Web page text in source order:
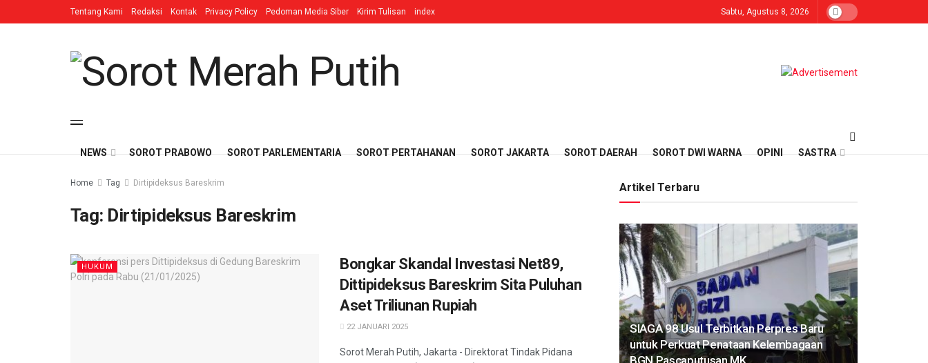
Tentang Kami Redaksi Kontak Privacy Policy Pedoman Media Siber Kirim Tulisan index Sabtu, Agustus 8, 2026
NEWS SOROT PRABOWO SOROT PARLEMENTARIA SOROT PERTAHANAN SOROT JAKARTA SOROT DAERAH SOROT DWI WARNA OPINI SASTRA
Home Tag Dirtipideksus Bareskrim
Tag: Dirtipideksus Bareskrim
HUKUM
Bongkar Skandal Investasi Net89,
Dittipideksus Bareskrim Sita Puluhan
Aset Triliunan Rupiah
22 JANUARI 2025
Sorot Merah Putih, Jakarta - Direktorat Tindak Pidana
Artikel Terbaru
SIAGA 98 Usul Terbitkan Perpres Baru
untuk Perkuat Penataan Kelembagaan
BGN Pascaputusan MK